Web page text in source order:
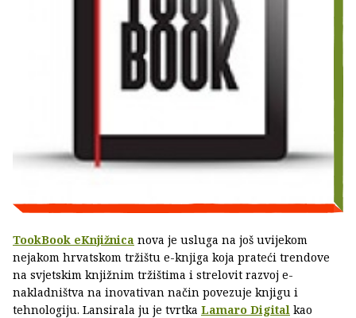
TookBook eKnjižnica nova je usluga na još uvijekom
nejakom hrvatskom tržištu e-knjiga koja prateći trendove
na svjetskim knjižnim tržištima i strelovit razvoj e-
nakladništva na inovativan način povezuje knjigu i
tehnologiju. Lansirala ju je tvrtka Lamaro Digital kao